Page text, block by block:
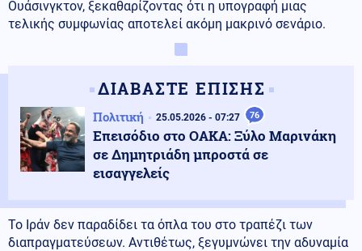
Ουάσινγκτον, ξεκαθαρίζοντας ότι η υπογραφή μιας
τελικής συμφωνίας αποτελεί ακόμη μακρινό σενάριο.
ΔΙΑΒΑΣΤΕ ΕΠΙΣΗΣ
Πολιτική 25.05.2026 - 07:27 76
Επεισόδιο στο ΟΑΚΑ: Ξύλο Μαρινάκη
σε Δημητριάδη μπροστά σε
εισαγγελείς
Το Ιράν δεν παραδίδει τα όπλα του στο τραπέζι των
διαπραγματεύσεων. Αντιθέτως, ξεγυμνώνει την αδυναμία